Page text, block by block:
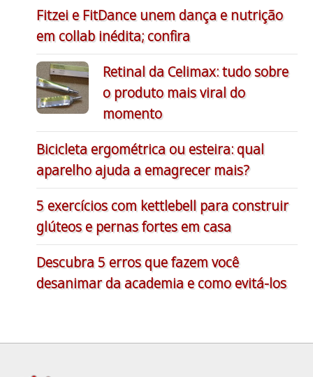
Fitzei e FitDance unem dança e nutrição
em collab inédita; confira
Retinal da Celimax: tudo sobre
o produto mais viral do
momento
Bicicleta ergométrica ou esteira: qual
aparelho ajuda a emagrecer mais?
5 exercícios com kettlebell para construir
glúteos e pernas fortes em casa
Descubra 5 erros que fazem você
desanimar da academia e como evitá-los